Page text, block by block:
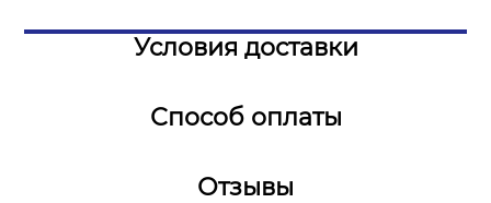
Условия доставки
Способ оплаты
Отзывы